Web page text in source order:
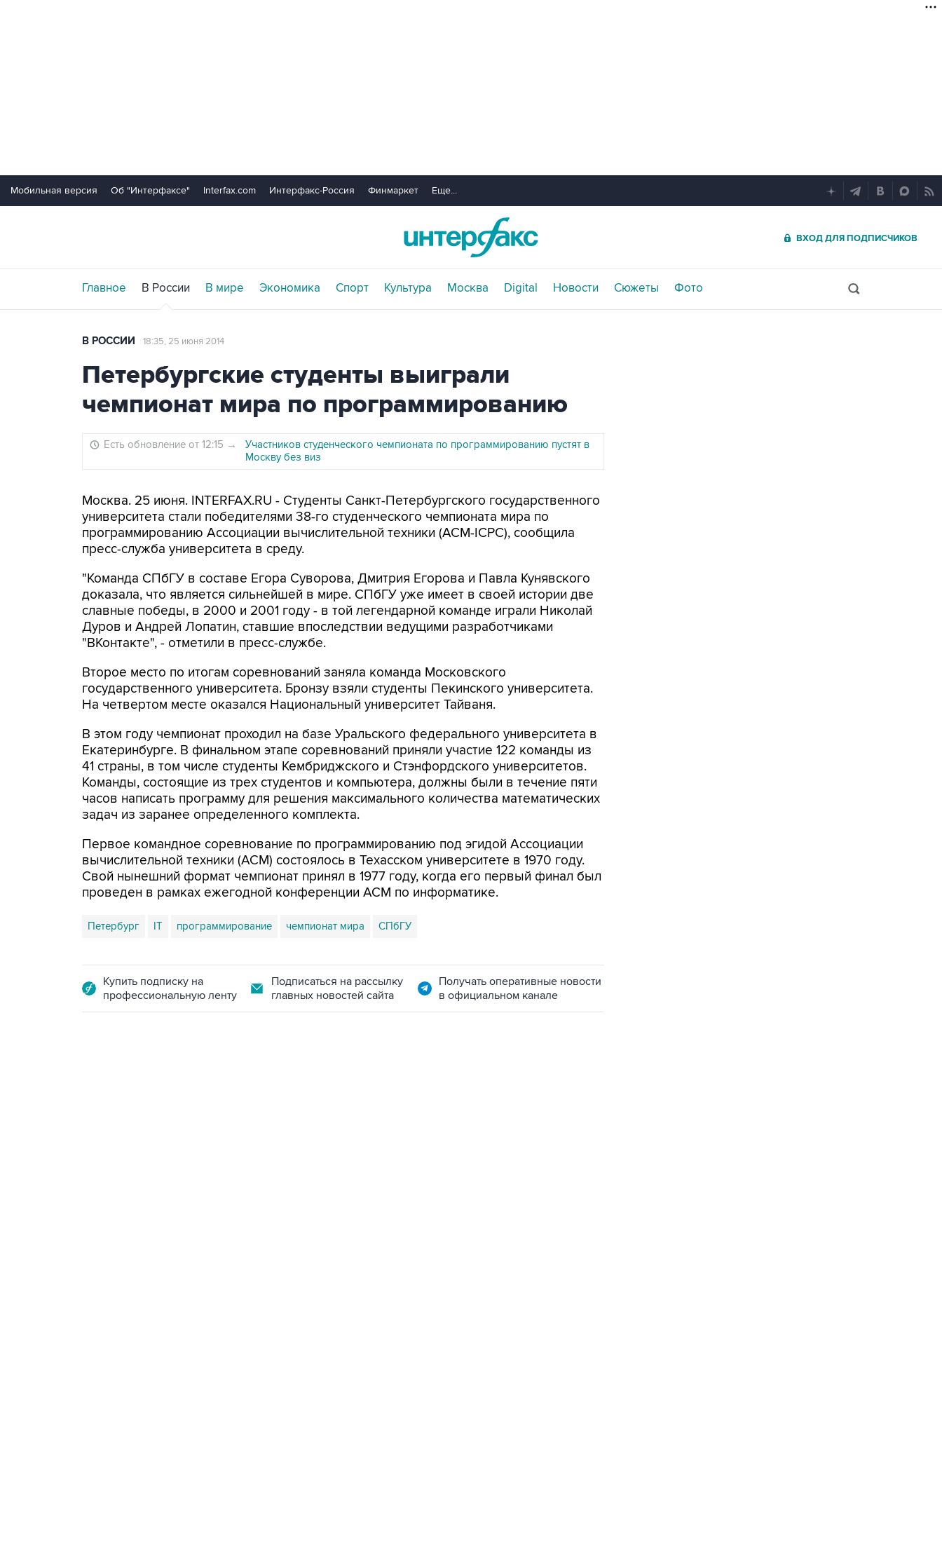
Мобильная версия Об "Интерфаксе" Interfax.com Интерфакс-Россия Финмаркет Еще...
ВХОД ДЛЯ ПОДПИСЧИКОВ
Главное В России В мире Экономика Спорт Культура Москва Digital Новости Сюжеты Фото
В РОССИИ 18:35, 25 июня 2014
Петербургские студенты выиграли
чемпионат мира по программированию
Есть обновление от 12:15 →
Участников студенческого чемпионата по программированию пустят в
Москву без виз
Москва. 25 июня. INTERFAX.RU - Студенты Санкт-Петербургского государственного
университета стали победителями 38-го студенческого чемпионата мира по
программированию Ассоциации вычислительной техники (ACM-ICPC), сообщила
пресс-служба университета в среду.
"Команда СПбГУ в составе Егора Суворова, Дмитрия Егорова и Павла Кунявского
доказала, что является сильнейшей в мире. СПбГУ уже имеет в своей истории две
славные победы, в 2000 и 2001 году - в той легендарной команде играли Николай
Дуров и Андрей Лопатин, ставшие впоследствии ведущими разработчиками
"ВКонтакте", - отметили в пресс-службе.
Второе место по итогам соревнований заняла команда Московского
государственного университета. Бронзу взяли студенты Пекинского университета.
На четвертом месте оказался Национальный университет Тайваня.
В этом году чемпионат проходил на базе Уральского федерального университета в
Екатеринбурге. В финальном этапе соревнований приняли участие 122 команды из
41 страны, в том числе студенты Кембриджского и Стэнфордского университетов.
Команды, состоящие из трех студентов и компьютера, должны были в течение пяти
часов написать программу для решения максимального количества математических
задач из заранее определенного комплекта.
Первое командное соревнование по программированию под эгидой Ассоциации
вычислительной техники (ACM) состоялось в Техасском университете в 1970 году.
Свой нынешний формат чемпионат принял в 1977 году, когда его первый финал был
проведен в рамках ежегодной конференции ACM по информатике.
Петербург IT программирование чемпионат мира СПбГУ
Купить подписку на
профессиональную ленту
Подписаться на рассылку
главных новостей сайта
Получать оперативные новости
в официальном канале